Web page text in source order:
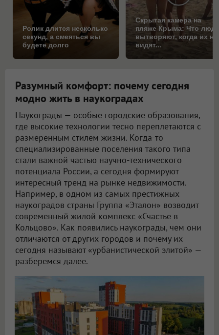
Ролик длится несколько
секунд, а смеяться вы
будете долго
Скрытая камера на
пляже Крыма: Что
вытворяют, когда их не
видят...
Разумный комфорт: почему сегодня
модно жить в наукоградах
Наукограды — особые городские образования,
где высокие технологии тесно переплетаются с
размеренным стилем жизни. Когда-то
специализированные поселения такого типа
стали важной частью научно-технического
потенциала России, а сегодня формируют
интересный тренд на рынке недвижимости.
Например, в одном из самых престижных
наукоградов страны Группа «Эталон» возводит
современный жилой комплекс «Счастье в
Кольцово». Как появились наукограды, чем они
отличаются от других городов и почему их
сегодня называют «урбанистической элитой» —
разберемся далее.